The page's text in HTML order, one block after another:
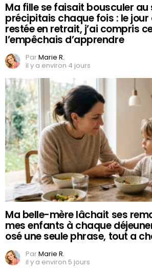
Ma fille se faisait bousculer au
précipitais chaque fois : le jour
restée en retrait, j’ai compris
l’empêchais d’apprendre
ParMarie R.
il y a environ 4 jours
Ma belle-mère lâchait ses
mes enfants à chaque
osé une seule phrase, tout a
ParMarie R.
il y a environ 5 jours